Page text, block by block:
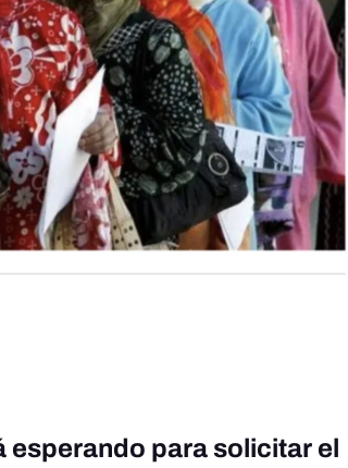
esperando para solicitar el